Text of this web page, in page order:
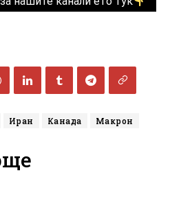
Иран Канада
Макрон